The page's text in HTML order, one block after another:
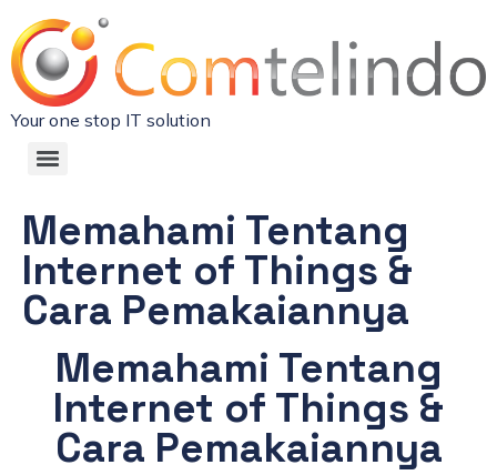
Your one stop IT solution
Memahami Tentang
Internet of Things &
Cara Pemakaiannya
Memahami Tentang
Internet of Things &
Cara Pemakaiannya